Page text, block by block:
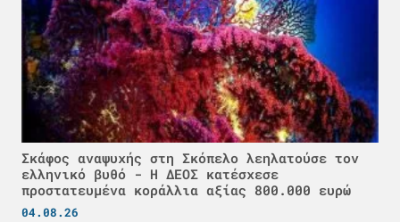
Σκάφος αναψυχής στη Σκόπελο λεηλατούσε τον
ελληνικό βυθό - H ΔΕΟΣ κατέσχεσε
προστατευμένα κοράλλια αξίας 800.000 ευρώ
04.08.26